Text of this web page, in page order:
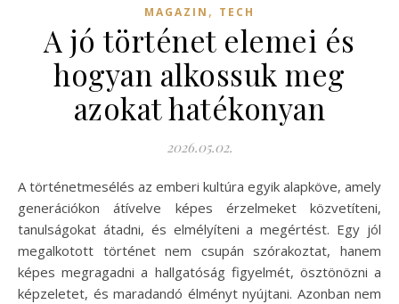
MAGAZIN , TECH
A jó történet elemei és
hogyan alkossuk meg
azokat hatékonyan
2026.05.02.
A történetmesélés az emberi kultúra egyik alapköve, amely
generációkon átívelve képes érzelmeket közvetíteni,
tanulságokat átadni, és elmélyíteni a megértést. Egy jól
megalkotott történet nem csupán szórakoztat, hanem
képes megragadni a hallgatóság figyelmét, ösztönözni a
képzeletet, és maradandó élményt nyújtani. Azonban nem